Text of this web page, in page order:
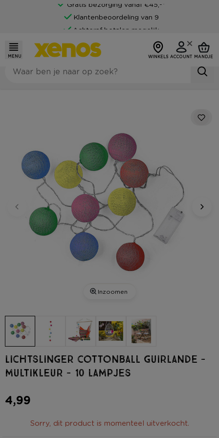
Gratis bezorging vanaf €45,-*
Klantenbeoordeling van 9
Achteraf betalen mogelijk
MENU WINKELS ACCOUNT MANDJE
Inzoomen
Lichtslinger cottonball guirlande -
multikleur - 10 lampjes
4,99
Sorry, dit product is momenteel uitverkocht.